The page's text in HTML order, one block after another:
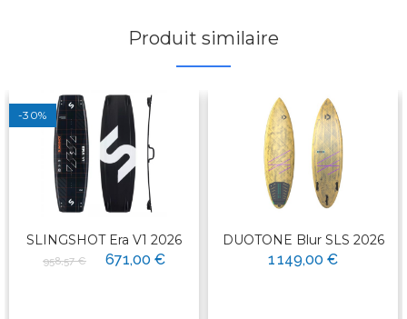
Produit similaire
-30%
SLINGSHOT Era V1 2026
958,57 € 671,00 €
DUOTONE Blur SLS 2026
1 149,00 €